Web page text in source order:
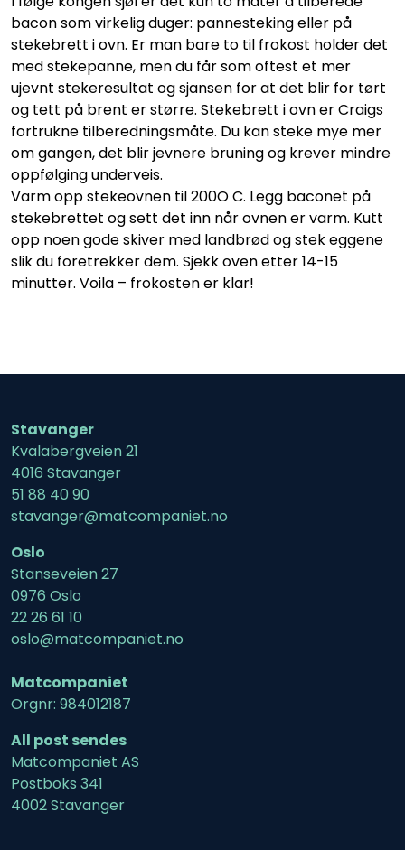
bacon som virkelig duger: pannesteking eller på
stekebrett i ovn. Er man bare to til frokost holder det
med stekepanne, men du får som oftest et mer
ujevnt stekeresultat og sjansen for at det blir for tørt
og tett på brent er større. Stekebrett i ovn er Craigs
fortrukne tilberedningsmåte. Du kan steke mye mer
om gangen, det blir jevnere bruning og krever mindre
oppfølging underveis.
Varm opp stekeovnen til 200O C. Legg baconet på
stekebrettet og sett det inn når ovnen er varm. Kutt
opp noen gode skiver med landbrød og stek eggene
slik du foretrekker dem. Sjekk oven etter 14-15
minutter. Voila – frokosten er klar!
Stavanger
Kvalabergveien 21
4016 Stavanger
51 88 40 90
stavanger@matcompaniet.no
Oslo
Stanseveien 27
0976 Oslo
22 26 61 10
oslo@matcompaniet.no
Matcompaniet
Orgnr: 984012187
All post sendes
Matcompaniet AS
Postboks 341
4002 Stavanger